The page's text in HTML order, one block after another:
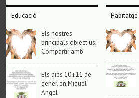
Educació
Els nostres
principals objectius;
Compartir amb
Els dies 10 i 11 de
gener, en Miguel
Angel
Habitatge